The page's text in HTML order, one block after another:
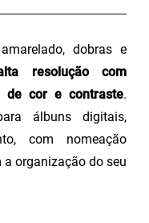
dobras e
resolução com
de cor e contraste.
álbuns digitais,
com nomeação
organização do seu